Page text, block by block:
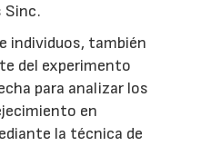
Sinc.
individuos, también
del experimento
para analizar los
en
la técnica de